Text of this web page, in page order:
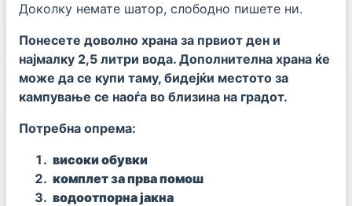
Доколку немате шатор, слободно пишете ни.
Понесете доволно храна за првиот ден и
најмалку 2,5 литри вода. Дополнителна храна ќе
може да се купи таму, бидејќи местото за
кампување се наоѓа во близина на градот.
Потребна опрема:
високи обувки
комплет за прва помош
водоотпорна јакна